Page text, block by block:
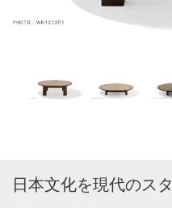
日本文化を現代のス